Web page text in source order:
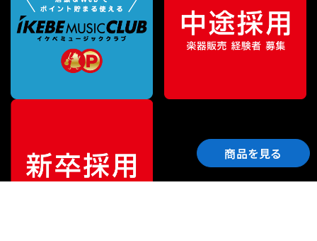
商品を見る